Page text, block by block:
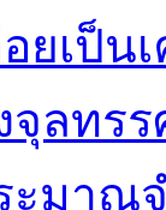
อยเป็
จุลทร
ะมาณ